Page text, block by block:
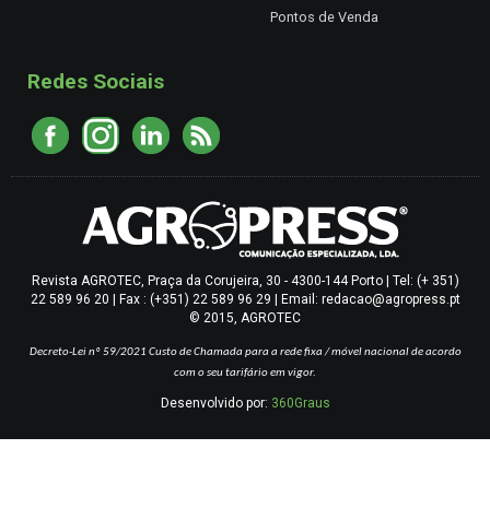
Pontos de Venda
Redes Sociais
Revista AGROTEC, Praça da Corujeira, 30 - 4300-144 Porto | Tel: (+ 351)
22 589 96 20 | Fax : (+351) 22 589 96 29 | Email: redacao@agropress.pt
© 2015, AGROTEC
Decreto-Lei nº 59/2021 Custo de Chamada para a rede fixa / móvel nacional de acordo
com o seu tarifário em vigor.
Desenvolvido por: 360Graus